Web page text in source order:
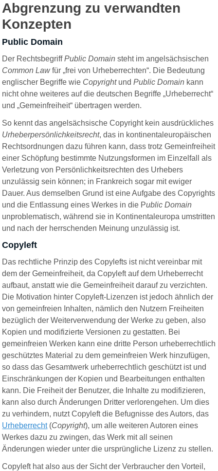
Abgrenzung zu verwandten
Konzepten
Public Domain
Der RechtsbegriffPublic Domain steht im angelsächsischen
Common Lawfür „frei von Urheberrechten“. Die Bedeutung
englischer Begriffe wie CopyrightundPublic Domain kann
nicht ohne weiteres auf die deutschen Begriffe „Urheberrecht“
und „Gemeinfreiheit“ übertragen werden.
So kennt das angelsächsische Copyright kein ausdrückliches
Urheberpersönlichkeitsrecht, das in kontinentaleuropäischen
Rechtsordnungen dazu führen kann, dass trotz Gemeinfreiheit
einer Schöpfung bestimmte Nutzungsformen im Einzelfall als
Verletzung von Persönlichkeitsrechten des Urhebers
unzulässig sein können; in Frankreich sogar mit ewiger
Dauer. Aus demselben Grund ist eine Aufgabe des Copyrights
und die Entlassung eines Werkes in die Public Domain
unproblematisch, während sie in Kontinentaleuropa umstritten
und nach der herrschenden Meinung unzulässig ist.
Copyleft
Das rechtliche Prinzip des Copylefts ist nicht vereinbar mit
dem der Gemeinfreiheit, da Copyleft auf dem Urheberrecht
aufbaut, anstatt wie die Gemeinfreiheit darauf zu verzichten.
Die Motivation hinter Copyleft-Lizenzen ist jedoch ähnlich der
von gemeinfreien Inhalten, nämlich den Nutzern Freiheiten
bezüglich der Weiterverwendung der Werke zu geben, also
Kopien und modifizierte Versionen zu gestatten. Bei
gemeinfreien Werken kann eine dritte Person urheberrechtlich
geschütztes Material zu dem gemeinfreien Werk hinzufügen,
so dass das Gesamtwerk urheberrechtlich geschützt ist und
Einschränkungen der Kopien und Bearbeitungen enthalten
kann. Die Freiheit der Benutzer, die Inhalte zu modifizieren,
kann also durch Änderungen Dritter verlorengehen. Um dies
zu verhindern, nutzt Copyleft die Befugnisse des Autors, das
Urheberrecht(Copyright), um alle weiteren Autoren eines
Werkes dazu zu zwingen, das Werk mit all seinen
Änderungen wieder unter die ursprüngliche Lizenz zu stellen.
Copyleft hat also aus der Sicht der Verbraucher den Vorteil,